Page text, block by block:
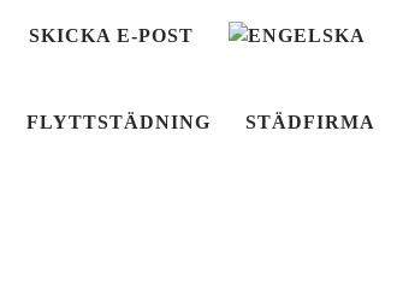
SKICKA E-POST
FLYTTSTÄDNING STÄDFIRMA